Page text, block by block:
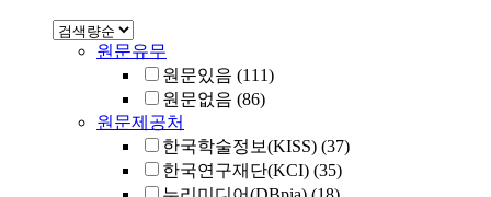
원문유무
원문있음 (111)
원문없음 (86)
원문제공처
한국학술정보(KISS) (37)
한국연구재단(KCI) (35)